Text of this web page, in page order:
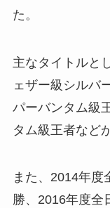
た。
主なタイトルと
ェザー級シルバ
パーバンタム級
タム級王者など
また、2014年度
勝、2016年度全